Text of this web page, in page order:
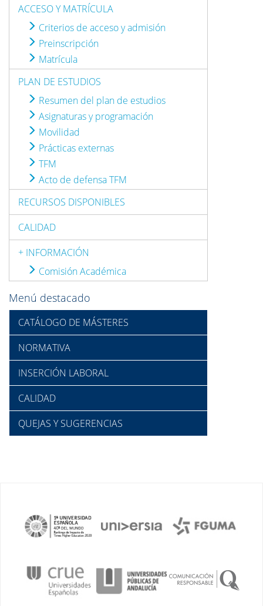
ACCESO Y MATRÍCULA
Criterios de acceso y admisión
Preinscripción
Matrícula
PLAN DE ESTUDIOS
Resumen del plan de estudios
Asignaturas y programación
Movilidad
Prácticas externas
TFM
Acto de defensa TFM
RECURSOS DISPONIBLES
CALIDAD
+ INFORMACIÓN
Comisión Académica
Menú destacado
CATÁLOGO DE MÁSTERES
NORMATIVA
INSERCIÓN LABORAL
CALIDAD
QUEJAS Y SUGERENCIAS